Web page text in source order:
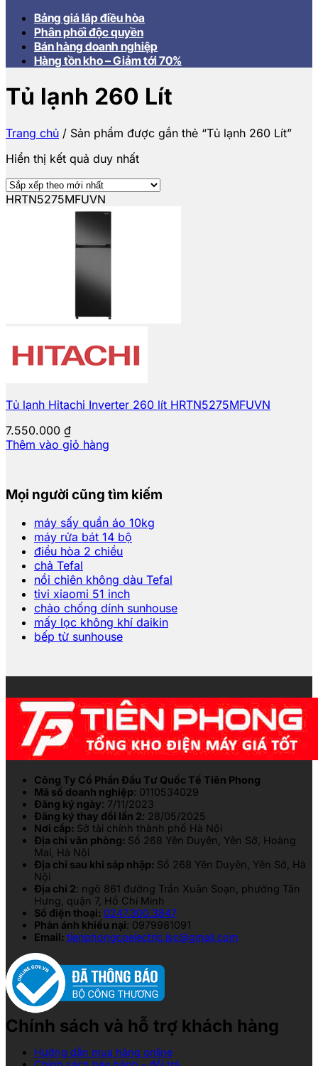
Bảng giá lắp điều hòa
Phân phối độc quyền
Bán hàng doanh nghiệp
Hàng tồn kho – Giảm tới 70%
Tủ lạnh 260 Lít
Trang chủ / Sản phẩm được gắn thẻ “Tủ lạnh 260 Lít”
Hiển thị kết quả duy nhất
HRTN5275MFUVN
Tủ lạnh Hitachi Inverter 260 lít HRTN5275MFUVN
7.550.000 ₫
Thêm vào giỏ hàng
Mọi người cũng tìm kiếm
máy sấy quần áo 10kg
máy rửa bát 14 bộ
điều hòa 2 chiều
chả Tefal
nồi chiên không dàu Tefal
tivi xiaomi 51 inch
chảo chống dính sunhouse
mấy lọc không khí daikin
bếp từ sunhouse
Công Ty Cổ Phần Đầu Tư Quốc Tế Tiên Phong
Mã số doanh nghiệp: 0110534029
Đăng ký ngày: 7/11/2023
Đăng ký thay đổi lần 2: 28/05/2025
Nơi cấp: Sở tài chính thành phố Hà Nội
Địa chỉ văn phòng: Số 268 Yên Duyên, Yên Sở, Hoàng
Mai, Hà Nội
Địa chỉ sau khi sáp nhập: Số 268 Yên Duyên, Yên Sở, Hà
Nội
Địa chỉ 2: ngõ 861 đường Trần Xuân Soạn, phường Tân
Hưng, quận 7, Hồ Chí Minh
Số điện thoại: 0247.300.3847
Phản ánh khiếu nại: 0979981091
Email: tienphongcpelectric.jsc@gmail.com
Chính sách và hỗ trợ khách hàng
Hướng dẫn mua hàng online